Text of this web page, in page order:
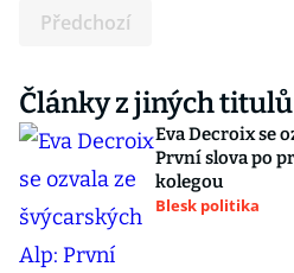
Předchozí
Články z jiných titulů
Eva Decroix se
První slova po
kolegou
Blesk politika